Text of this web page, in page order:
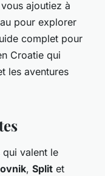
ajoutiez à
pour explorer
complet pour
Croatie qui
les aventures
qui valent le
, Split et